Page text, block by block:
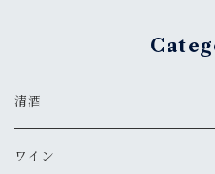
清酒
MIYASAKA
ワイン